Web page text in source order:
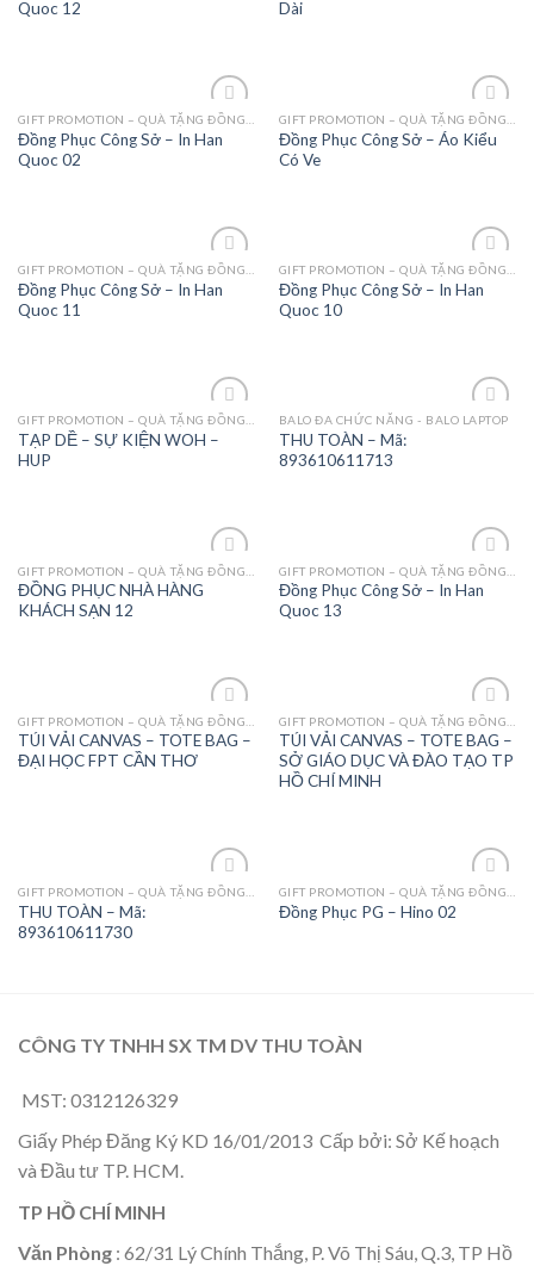
Quoc 12 Dài
Add to
Wishlist
Đồng Phục Công Sở – In Han
Quoc 02
Add to
Wishlist
Đồng Phục Công Sở – Áo Kiểu
Có Ve
Add to
Wishlist
Đồng Phục Công Sở – In Han
Quoc 11
Add to
Wishlist
Đồng Phục Công Sở – In Han
Quoc 10
Wishlist
TẠP DỀ – SỰ KIỆN WOH –
HUP
BALO ĐA CHỨC NĂNG - BALO LAPTOP
THU TOÀN – Mã:
893610611713
Add to
Wishlist
ĐỒNG PHỤC NHÀ HÀNG
KHÁCH SẠN 12
Add to
Wishlist
Đồng Phục Công Sở – In Han
Quoc 13
Add to
Wishlist
TÚI VẢI CANVAS – TOTE BAG –
ĐẠI HỌC FPT CẦN THƠ
Add to
Wishlist
TÚI VẢI CANVAS – TOTE BAG –
SỞ GIÁO DỤC VÀ ĐÀO TẠO TP
HỒ CHÍ MINH
Add to
THU TOÀN – Mã:
893610611730
Add to
Wishlist
Đồng Phục PG – Hino 02
CÔNG TY TNHH SX TM DV THU TOÀN
MST: 0312126329
Giấy Phép Đăng Ký KD 16/01/2013 Cấp bởi: Sở Kế hoạch
và Đầu tư TP. HCM.
TP HỒ CHÍ MINH
Văn Phòng : 62/31 Lý Chính Thắng, P. Võ Thị Sáu, Q.3, TP Hồ